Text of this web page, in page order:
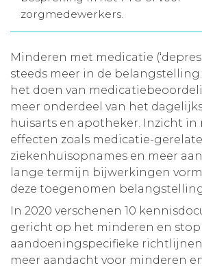
Aanmelden nieuwsbrief
Inloggen
Toegang
zorgmedewerkers.
Minderen met medicatie
steeds meer in de
het doen van
meer onderdeel van het
huisarts en apotheker. Inzicht in
effecten zoals medicatie-
ziekenhuisopnames en meer
lange termijn bijwerkingen
deze toegenomen
In 2020 verschenen 10
gericht op het minderen en
aandoeningspecifieke richtlijnen
meer aandacht voor minderen